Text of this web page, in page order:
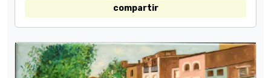
compartir